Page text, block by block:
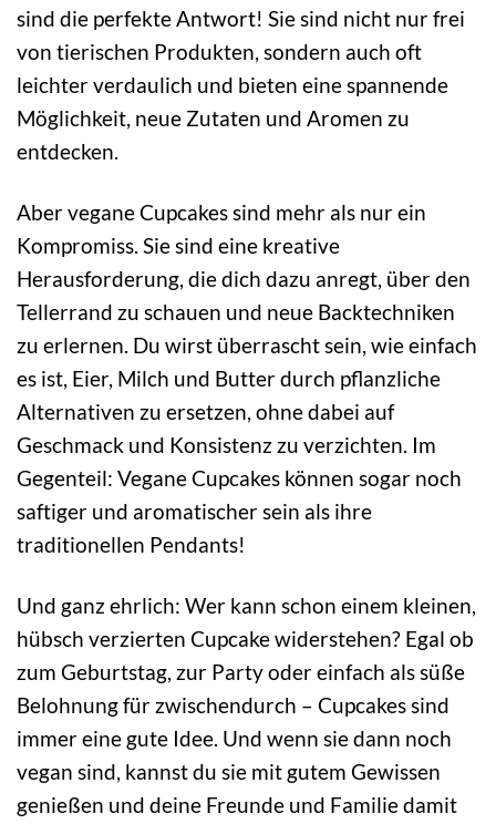
sind die perfekte Antwort! Sie sind nicht nur frei
von tierischen Produkten, sondern auch oft
leichter verdaulich und bieten eine spannende
Möglichkeit, neue Zutaten und Aromen zu
entdecken.
Aber vegane Cupcakes sind mehr als nur ein
Kompromiss. Sie sind eine kreative
Herausforderung, die dich dazu anregt, über den
Tellerrand zu schauen und neue Backtechniken
zu erlernen. Du wirst überrascht sein, wie einfach
es ist, Eier, Milch und Butter durch pflanzliche
Alternativen zu ersetzen, ohne dabei auf
Geschmack und Konsistenz zu verzichten. Im
Gegenteil: Vegane Cupcakes können sogar noch
saftiger und aromatischer sein als ihre
traditionellen Pendants!
Und ganz ehrlich: Wer kann schon einem kleinen,
hübsch verzierten Cupcake widerstehen? Egal ob
zum Geburtstag, zur Party oder einfach als süße
Belohnung für zwischendurch – Cupcakes sind
immer eine gute Idee. Und wenn sie dann noch
vegan sind, kannst du sie mit gutem Gewissen
genießen und deine Freunde und Familie damit